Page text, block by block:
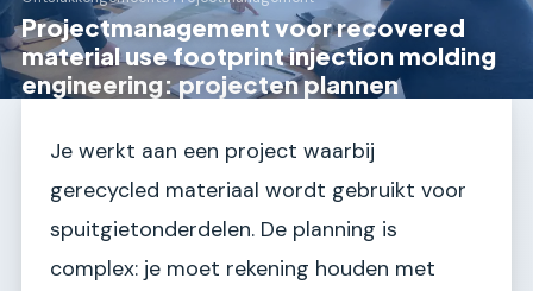
Projectmanagement voor recovered
material use footprint injection molding
engineering: projecten plannen
Je werkt aan een project waarbij
gerecycled materiaal wordt gebruikt voor
spuitgietonderdelen. De planning is
complex: je moet rekening houden met